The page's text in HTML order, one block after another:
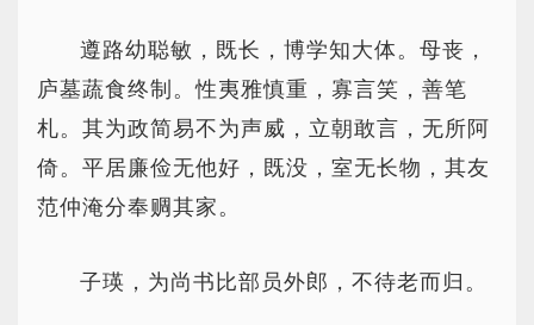
遵路幼聪敏，既长，博学知大体。母丧，
庐墓蔬食终制。性夷雅慎重，寡言笑，善笔
札。其为政简易不为声威，立朝敢言，无所阿
倚。平居廉俭无他好，既没，室无长物，其友
范仲淹分奉赒其家。
子瑛，为尚书比部员外郎，不待老而归。